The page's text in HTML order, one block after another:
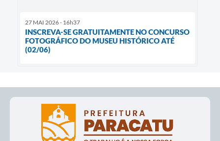
27 MAI 2026 - 16h37
INSCREVA-SE GRATUITAMENTE NO CONCURSO
FOTOGRÁFICO DO MUSEU HISTÓRICO ATÉ
(02/06)